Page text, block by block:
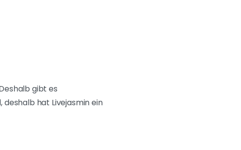
gibt es
deshalb hat Livejasmin ein